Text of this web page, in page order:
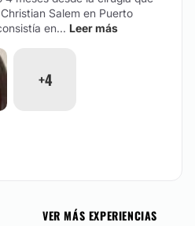
Salem en Puerto
en... Leer más
+4
VER MÁS EXPERIENCIAS